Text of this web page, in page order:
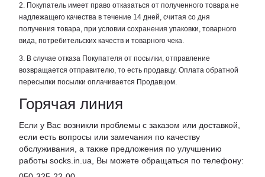
2. Покупатель имеет право отказаться от полученного товара не
надлежащего качества в течение 14 дней, считая со дня
получения товара, при условии сохранения упаковки, товарного
вида, потребительских качеств и товарного чека.
3. В случае отказа Покупателя от посылки, отправление
возвращается отправителю, то есть продавцу. Оплата обратной
пересылки посылки оплачивается Продавцом.
Горячая линия
Если у Вас возникли проблемы с заказом или доставкой,
если есть вопросы или замечания по качеству
обслуживания, а также предложения по улучшению
работы socks.in.ua, Вы можете обращаться по телефону: